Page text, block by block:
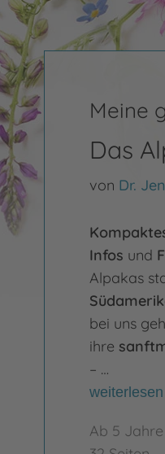
Meine
Das
von Dr.
Infos und
Alpakas
bei uns
ihre
– …
weiterlesen
Ab 5 Jahre